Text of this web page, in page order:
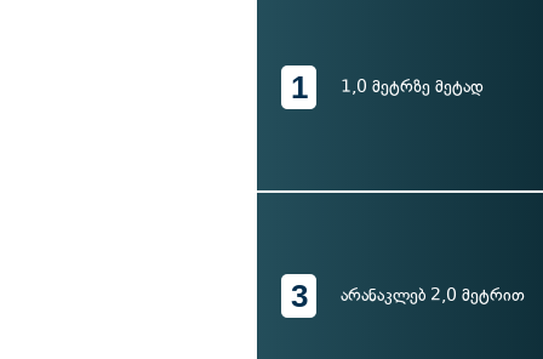
1 1,0 მეტრზე მეტად
3 არანაკლებ 2,0 მეტრით